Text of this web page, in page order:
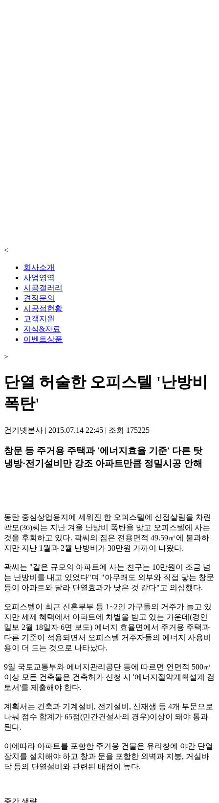
<
회사소개
사업영역
시공갤러리
견적문의
시공점현황
고객지원
지식&자료
이벤트상품
>
단열 허술한 오피스텔 '난방비
폭탄'
건기넷본사 | 2015.07.14 22:45 | 조회 175225
창문 등 주거용 주택과 '에너지효율 기준' 다른 탓
냉방·전기설비만 강조 아파트만큼 정밀시공 안해
동탄 중심상업용지에 세워진 한 오피스텔에 신접살림을 차린
곽모(36)씨는 지난 겨울 난방비 폭탄을 맞고 오피스텔에 사는
것을 후회하고 있다. 곽씨의 집은 전용면적 49.59㎡에 불과하
지만 지난 1월과 2월 난방비가 30만원 가까이 나왔다.
곽씨는 "같은 규모의 아파트에 사는 친구는 10만원이 조금 넘
는 난방비를 내고 있었다"며 "아무래도 외부와 직접 닿는 창문
등이 아파트와 달라 단열효과가 낮은 것 같다"고 의심했다.
오피스텔이 최근 신혼부부 등 1~2인 가구들의 거주가 늘고 있
지만 세제 혜택에서 아파트에 차별을 받고 있는 가운데(경인
일보 2월 18일자 6면 보도) 에너지 효율면에서 주거용 주택과
다른 기준이 적용되면서 오피스텔 거주자들의 에너지 사용비
용이 더 드는 것으로 나타났다.
9일 국토교통부와 에너지관리공단 등에 따르면 연면적 500㎡
이상 모든 건축물은 건축허가 신청 시 '에너지절약계획설계 검
토서'를 제출해야 한다.
계획서는 건축과 기계설비, 전기설비, 신재생 등 4개 부문으로
나눠 점수 합계가 65점(민간건설사의 경우)이상이 돼야 통과
된다.
이에따라 아파트를 포함한 주거용 건물은 유리창에 야간 단열
장치를 설치해야 하고 창과 문을 포함한 외벽과 지붕, 거실바
닥 등의 단열설비와 관련된 배점이 높다.